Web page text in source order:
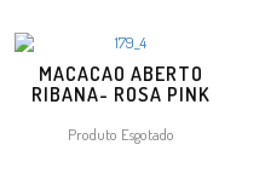
MACACAO ABERTO
RIBANA- ROSA PINK
Produto Esgotado